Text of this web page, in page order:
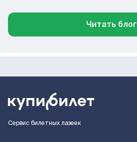
Читать блог
Сервис билетных лазеек